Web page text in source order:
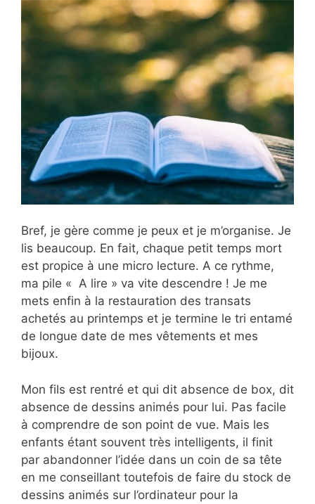
Bref, je gère comme je peux et je m’organise. Je
lis beaucoup. En fait, chaque petit temps mort
est propice à une micro lecture. A ce rythme,
ma pile « A lire » va vite descendre ! Je me
mets enfin à la restauration des transats
achetés au printemps et je termine le tri entamé
de longue date de mes vêtements et mes
bijoux.
Mon fils est rentré et qui dit absence de box, dit
absence de dessins animés pour lui. Pas facile
à comprendre de son point de vue. Mais les
enfants étant souvent très intelligents, il finit
par abandonner l’idée dans un coin de sa tête
en me conseillant toutefois de faire du stock de
dessins animés sur l’ordinateur pour la